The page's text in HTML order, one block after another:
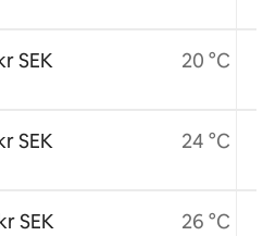
SEK
SEK
SEK
20 °C
24 °C
26 °C